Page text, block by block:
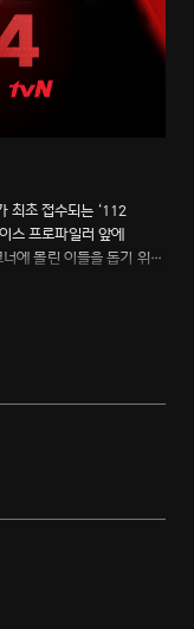
최초 접수되는 ‘112
스 프로파일러 앞에
에 몰린 이들을 돕기 위해
스릴러